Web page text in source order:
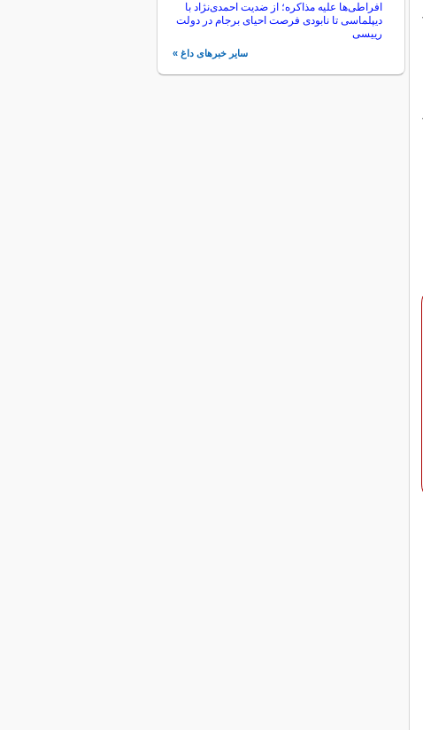
افراطی‌ها علیه مذاکره؛ از ضدیت احمدی‌نژاد با
دیپلماسی تا نابودی فرصت احیای برجام در دولت
رییسی
سایر خبرهای داغ »